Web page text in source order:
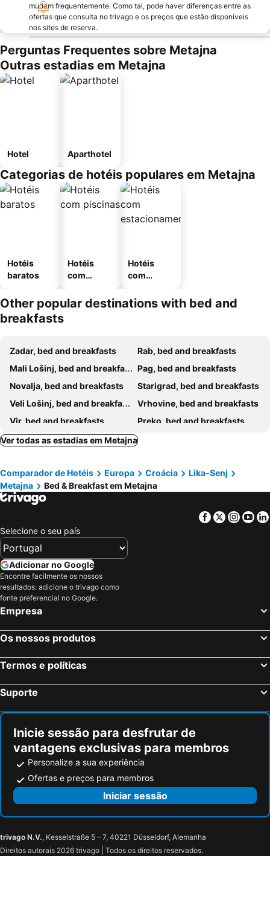
mudam frequentemente. Como tal, pode haver diferenças entre as
ofertas que consulta no trivago e os preços que estão disponíveis
nos sites de reserva.
Perguntas Frequentes sobre Metajna
Outras estadias em Metajna
Hotel Aparthotel
Categorias de hotéis populares em Metajna
Hotéis
baratos
Hotéis
com
Hotéis
com
mento
Other popular destinations with bed and
breakfasts
Zadar, bed and breakfasts
Rab, bed and breakfasts
Mali Lošinj, bed and breakfasts
Pag, bed and breakfasts
Novalja, bed and breakfasts
Starigrad, bed and breakfasts
Veli Lošinj, bed and breakfasts
Vrhovine, bed and breakfasts
Vir, bed and breakfasts
Preko, bed and breakfasts
Otočac, bed and breakfasts
Perušić, bed and breakfasts
Vrsi, bed and breakfasts
Karlobag, bed and breakfasts
Banjol, bed and breakfasts
Barbat, bed and breakfasts
Supetarska Draga, bed and breakfasts
Ver todas as estadias em Metajna
Comparador de Hotéis Europa Croácia
Lika-Senj
Metajna
Bed & Breakfast em Metajna
Facebook
Twitter
Selecione o seu país
Adicionar no Google
Encontre facilmente os nossos
resultados: adicione o trivago como
fonte preferencial no Google.
Empresa
Os nossos produtos
Termos e políticas
Suporte
Inicie sessão para desfrutar de
vantagens exclusivas para membros
Personalize a sua experiência
Ofertas e preços para membros
Iniciar sessão
trivago N.V., Kesselstraße 5 – 7, 40221 Düsseldorf, Alemanha
Direitos autorais 2026 trivago | Todos os direitos reservados.